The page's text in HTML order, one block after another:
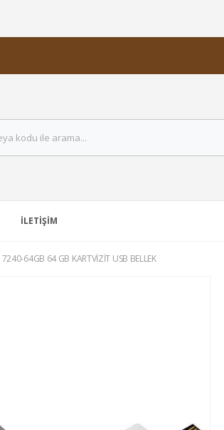
İLETIŞIM
7240-64GB 64 GB KARTVIZIT USB BELLEK